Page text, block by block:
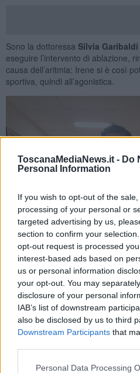
ToscanaMediaNews.it - Do
Personal Information
If you wish to opt-out of the
processing of your personal or
targeted advertising by us,
section to confirm your
opt-out request is processed
interest-based ads based on
us or personal information
your opt-out. You may
disclosure of your personal
IAB’s list of downstream
also be disclosed by us to third
Downstream Participants that
Personal Data Processing
Sono la dottoressa Silvia Garibaldi
eseguire l’intervento di ablazione,
causa dell’aritmia: Irene si è così
sportiva, quindi all’agonistica.
I dottori Andrea
Con grande determinazione, nel
gioco, scegliendo un nuovo sport: la
In pochi mesi ricomincia ad
nell’Ottobre dello stesso anno. A
traguardo straordinario: iltitolo di